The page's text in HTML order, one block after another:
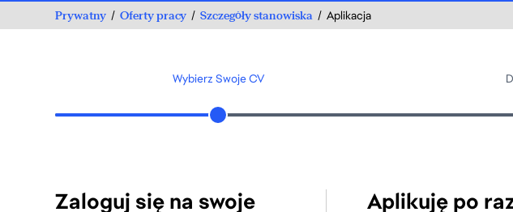
Prywatny Oferty pracy Szczegóły stanowiska Aplikacja
Wybierz Swoje CV
Zaloguj się na swoje
Aplikuję po